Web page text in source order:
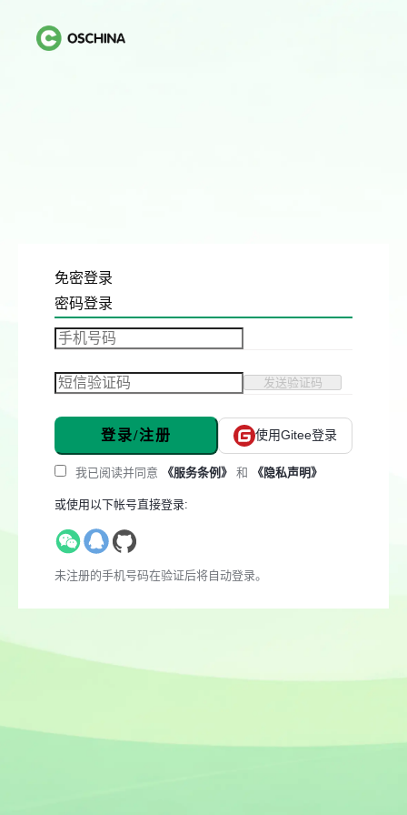
免密登录
密码登录
发送验证码
登录/注册 使用Gitee登录
我已阅读并同意 《服务条例》 和 《隐私声明》
或使用以下帐号直接登录:
未注册的手机号码在验证后将自动登录。